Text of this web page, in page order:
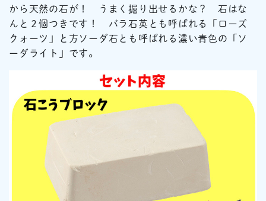
から天然の石が！ うまく掘り出せるかな？ 石はな
んと２個つきです！ バラ石英とも呼ばれる「ローズ
クォーツ」と方ソーダ石とも呼ばれる濃い青色の「ソ
ーダライト」です。